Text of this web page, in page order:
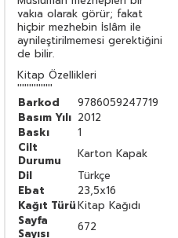
vakıa olarak görür; fakat
hiçbir mezhebin İslâm ile
aynileştirilmemesi gerektiğini
de bilir.
Kitap Özellikleri
'''''''''''''''
Barkod
9786059247719
Basım Yılı 2012
Baskı
1
Cilt
Durumu
Karton Kapak
Dil
Türkçe
Ebat
23,5x16
Kağıt TürüKitap Kağıdı
Sayfa
Sayısı
672